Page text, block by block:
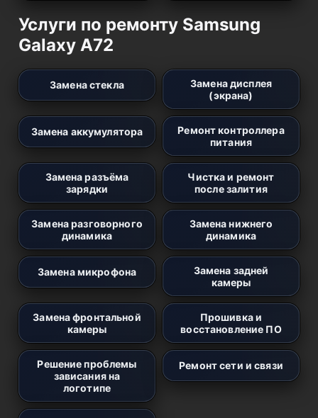
Услуги по ремонту Samsung
Galaxy A72
Замена стекла
Замена дисплея
(экрана)
Замена аккумулятора
Ремонт контроллера
питания
Замена разъёма
зарядки
Чистка и ремонт
после залития
Замена разговорного
динамика
Замена нижнего
динамика
Замена микрофона
Замена задней
камеры
Замена фронтальной
камеры
Прошивка и
восстановление ПО
Решение проблемы
зависания на
логотипе
Ремонт сети и связи